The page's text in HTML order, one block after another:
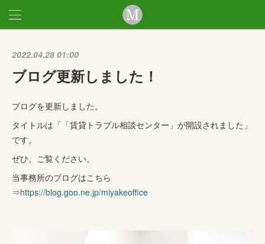
2022.04.28 01:00
ブログ更新しました！
ブログを更新しました。
タイトルは「「賃貸トラブル相談センター」が開設されました」
です。
ぜひ、ご覧ください。
当事務所のブログはこちら
⇒https://blog.goo.ne.jp/miyakeoffice